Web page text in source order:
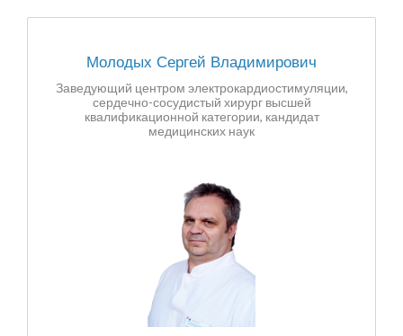
Молодых Сергей Владимирович
Заведующий центром электрокардиостимуляции,
сердечно-сосудистый хирург высшей
квалификационной категории, кандидат
медицинских наук